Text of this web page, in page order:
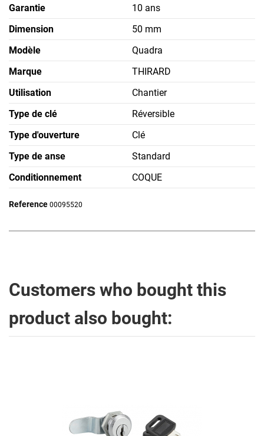
Garantie
10 ans
Dimension
50 mm
Modèle
Quadra
Marque
THIRARD
Utilisation
Chantier
Type de clé
Réversible
Type d'ouverture
Clé
Type de anse
Standard
Conditionnement
COQUE
Reference 00095520
Customers who bought this
product also bought: